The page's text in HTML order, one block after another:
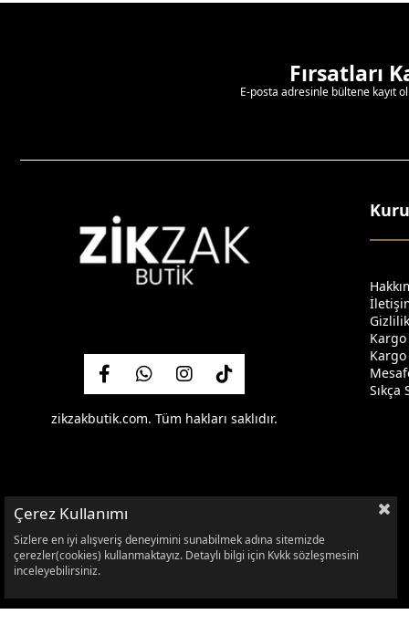
Fırsatları
E-posta adresinle bültene kayıt
zikzakbutik.com. Tüm hakları saklıdır.
Kargo
Çerez Kullanımı
Sizlere en iyi alışveriş deneyimini sunabilmek adına sitemizde
çerezler(cookies) kullanmaktayız. Detaylı bilgi için Kvkk sözleşmesini
inceleyebilirsiniz.